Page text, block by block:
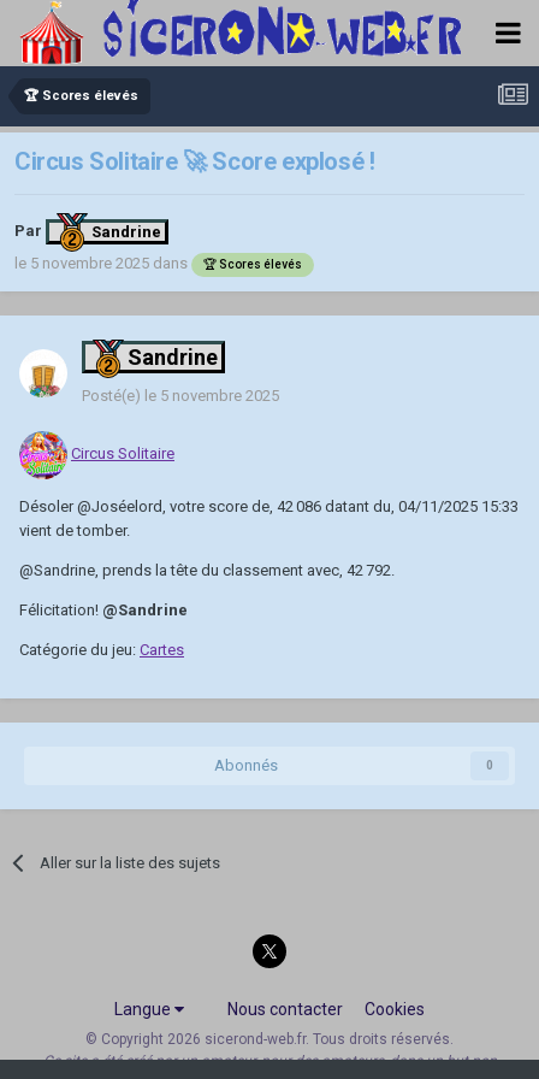
🏆 Scores élevés
Circus Solitaire 🚀 Score explosé !
Par
Sandrine
le 5 novembre 2025 dans 🏆 Scores élevés
Sandrine
Posté(e) le 5 novembre 2025
Circus Solitaire
Désoler@Joséelord , votre score de, 42 086 datant du, 04/11/2025 15:33
vient de tomber.
@Sandrine , prends la tête du classement avec, 42 792.
Félicitation! @Sandrine
Catégorie du jeu: Cartes
Abonnés 0
Aller sur la liste des sujets
Langue Nous contacter Cookies
© Copyright 2026 sicerond-web.fr. Tous droits réservés.
Ce site a été créé par un amateur, pour des amateurs, dans un but non